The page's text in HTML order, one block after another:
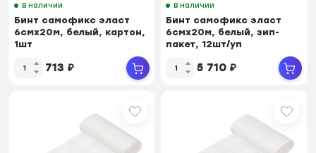
В наличии
Бинт самофикс эласт
6смх20м, белый, картон,
1шт
713 ₽
В наличии
Бинт самофикс эласт
6смх20м, белый, зип-
пакет, 12шт/уп
5 710 ₽